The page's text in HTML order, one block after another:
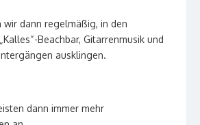
wir dann regelmäßig, in den
Beachbar, Gitarrenmusik und
ausklingen.
dann immer mehr